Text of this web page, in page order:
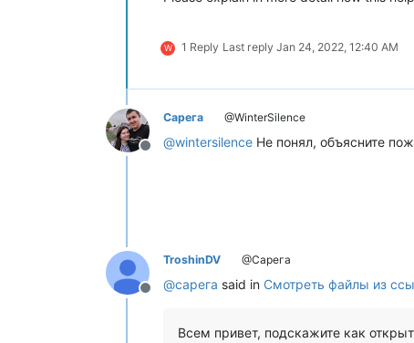
W 1 Reply Last reply Jan 24, 2022, 12:40 AM
Offline
Сарега @WinterSilence
@wintersilence Не понял, объясните
Offline
TroshinDV @Сарега
@сарега said in Смотреть файлы из
Всем привет, подскажите как